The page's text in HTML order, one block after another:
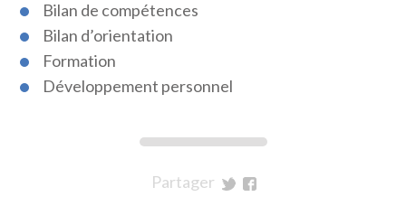
Bilan de compétences
Bilan d’orientation
Formation
Développement personnel
Partager